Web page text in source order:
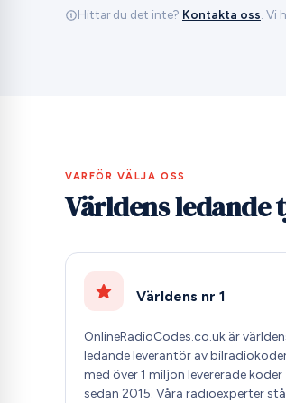
Hittar du det inte? Kontakta oss .
VARFÖR VÄLJA OSS
Världens ledande
Världens nr 1
OnlineRadioCodes.co.uk är
ledande leverantör av
med över 1 miljon levererade koder
sedan 2015. Våra radioexperter